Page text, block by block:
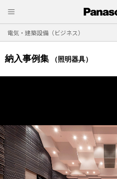
電気・建築設備（ビジネス）
納入事例集 （照明器具）